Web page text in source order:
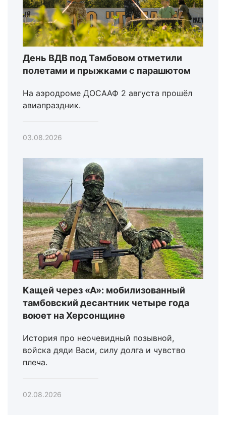
День ВДВ под Тамбовом отметили
полетами и прыжками с парашютом
На аэродроме ДОСААФ 2 августа прошёл
авиапраздник.
03.08.2026
Кащей через «А»: мобилизованный
тамбовский десантник четыре года
воюет на Херсонщине
История про неочевидный позывной,
войска дяди Васи, силу долга и чувство
плеча.
02.08.2026